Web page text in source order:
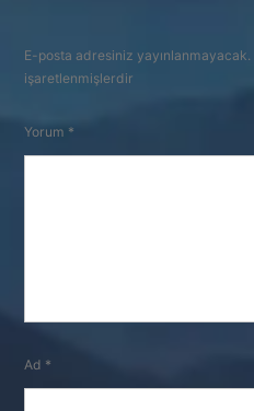
E-posta adresiniz yayınlanmayacak.
işaretlenmişlerdir
Yorum *
Ad *